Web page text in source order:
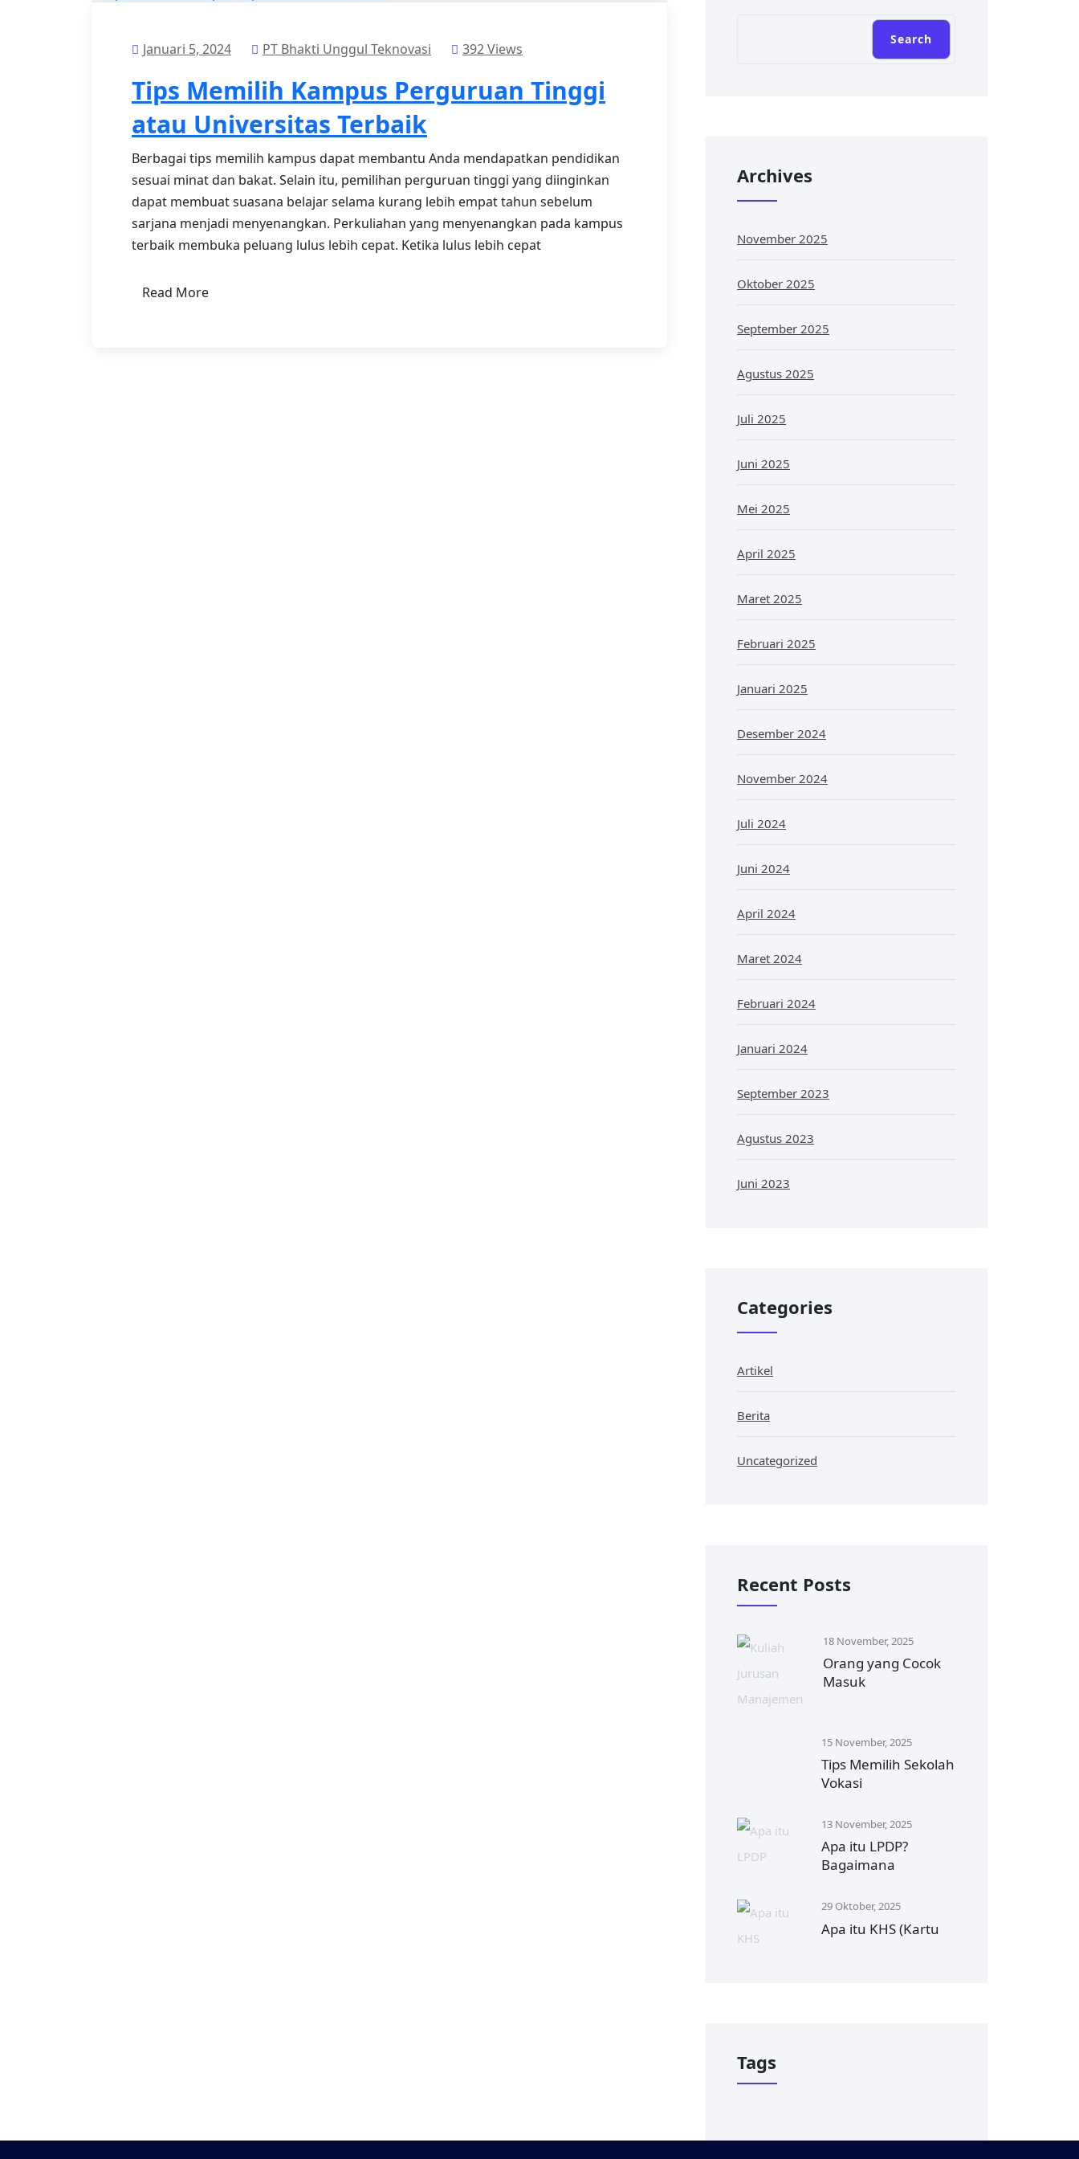
Januari 5, 2024 PT Bhakti Unggul Teknovasi 392 Views
Tips Memilih Kampus Perguruan Tinggi
atau Universitas Terbaik
Berbagai tips memilih kampus dapat membantu Anda mendapatkan pendidikan
sesuai minat dan bakat. Selain itu, pemilihan perguruan tinggi yang diinginkan
dapat membuat suasana belajar selama kurang lebih empat tahun sebelum
sarjana menjadi menyenangkan. Perkuliahan yang menyenangkan pada kampus
terbaik membuka peluang lulus lebih cepat. Ketika lulus lebih cepat
Read More
Search
Archives
November 2025
Oktober 2025
September 2025
Agustus 2025
Juli 2025
Juni 2025
Mei 2025
April 2025
Maret 2025
Februari 2025
Januari 2025
Desember 2024
November 2024
Juli 2024
Juni 2024
April 2024
Maret 2024
Februari 2024
Januari 2024
September 2023
Agustus 2023
Juni 2023
Categories
Artikel
Berita
Uncategorized
Recent Posts
18 November, 2025
Orang yang Cocok
Masuk
15 November, 2025
Tips Memilih Sekolah
Vokasi
13 November, 2025
Apa itu LPDP?
Bagaimana
29 Oktober, 2025
Apa itu KHS (Kartu
Tags